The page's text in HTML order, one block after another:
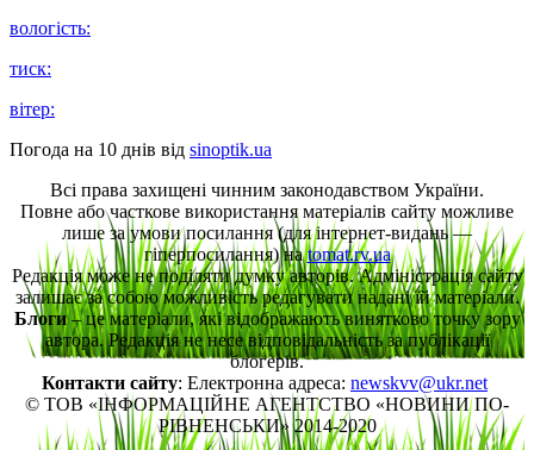
вологість:
тиск:
вітер:
Погода на 10 днів від sinoptik.ua
Всі права захищені чинним законодавством України.
Повне або часткове використання матеріалів сайту можливе
лише за умови посилання (для інтернет-видань —
гіперпосилання) наtomat.rv.ua
Редакція може не поділяти думку авторів. Адміністрація сайту
залишає за собою можливість редагувати надані їй матеріали.
Блоги– це матеріали, які відображають винятково точку зору
автора. Редакція не несе відповідальність за публікації
блогерів.
Контакти сайту: Електронна адреса: newskvv@ukr.net
© ТОВ «ІНФОРМАЦІЙНЕ АГЕНТСТВО «НОВИНИ ПО-
РІВНЕНСЬКИ» 2014-2020